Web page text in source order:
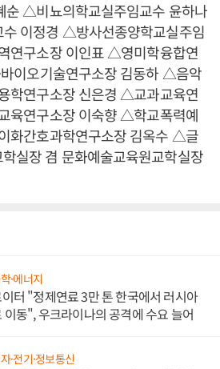
순 △비뇨의학교실주임교수 윤하나
이정경 △방사선종양학교실주임
연구소장 이인표 △영미학융합연
이오기술연구소장 김동하 △음악
학연구소장 신은경 △교과교육연
육연구소장 이숙향 △학교폭력예
화간호과학연구소장 김옥수 △글
실장 겸 문화예술교육원교학실장
·에너지
터 "정제연료 3만 톤 한국에서 러시아
이동", 우크라이나의 공격에 수요 늘어
·전기·정보통신